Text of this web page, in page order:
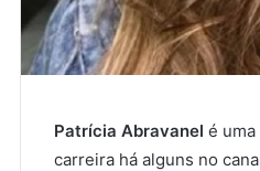
Patrícia Abravanel é
carreira há alguns no